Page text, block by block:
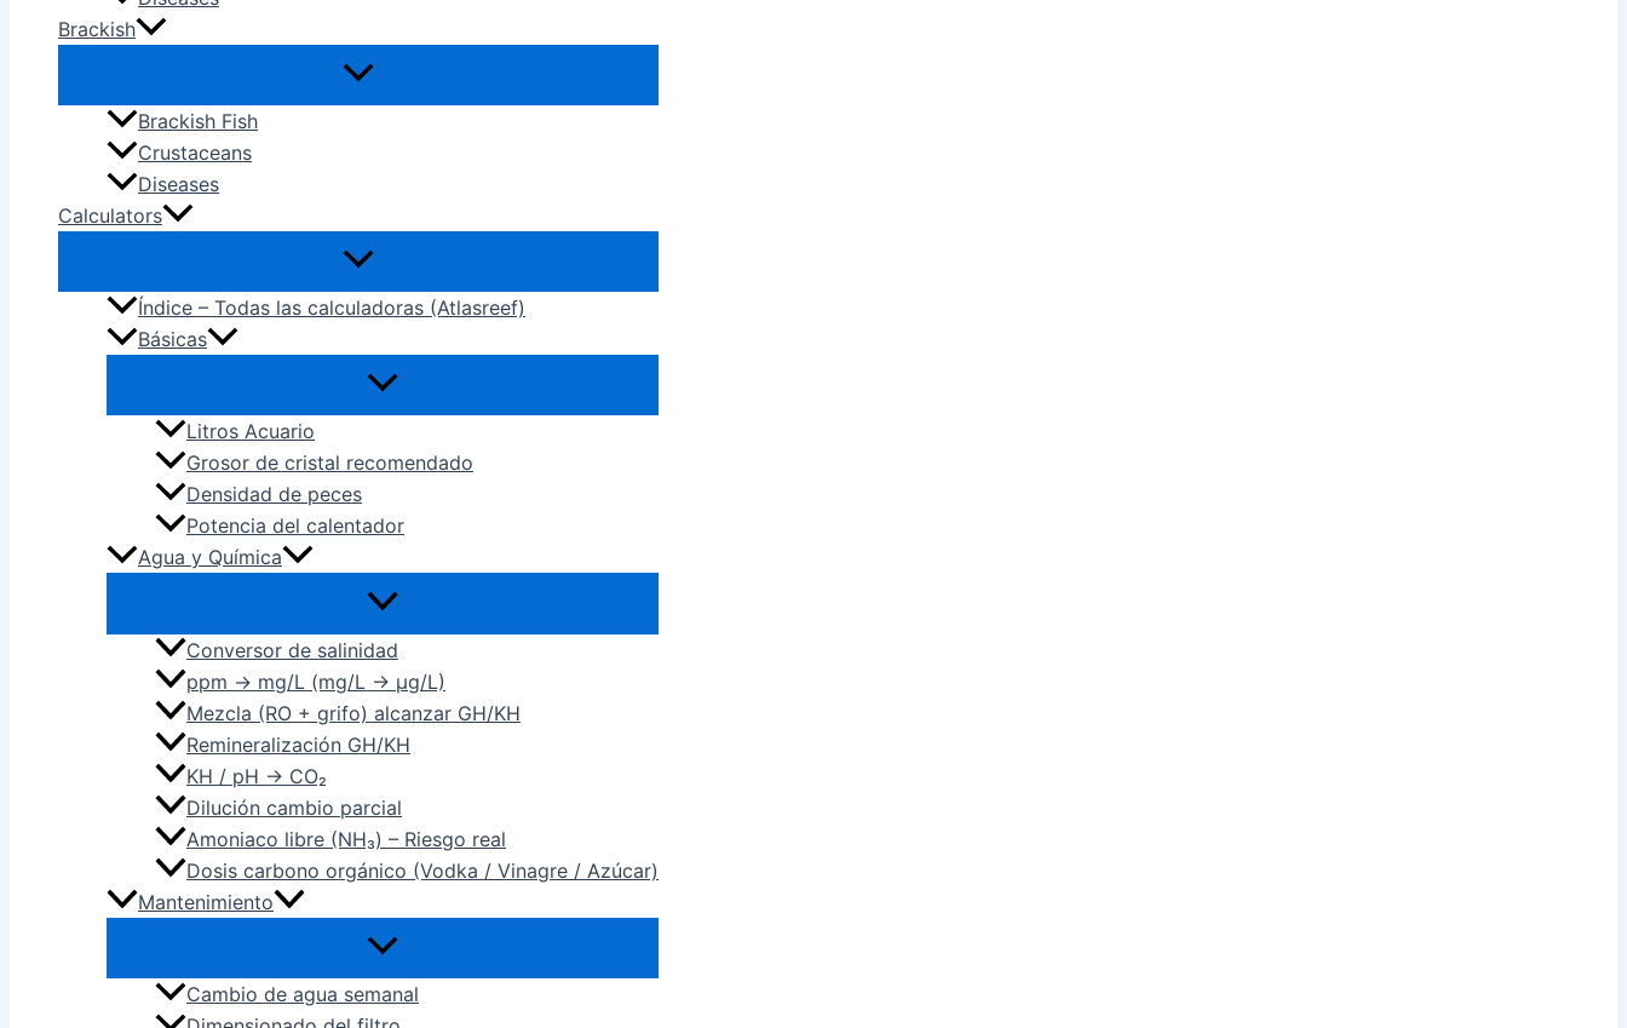
Brackish
Brackish Fish
Crustaceans
Diseases
Calculators
Índice – Todas las calculadoras (Atlasreef)
Básicas
Litros Acuario
Grosor de cristal recomendado
Densidad de peces
Potencia del calentador
Agua y Química
Conversor de salinidad
ppm → mg/L (mg/L → µg/L)
Mezcla (RO + grifo) alcanzar GH/KH
Remineralización GH/KH
KH / pH → CO₂
Dilución cambio parcial
Amoniaco libre (NH₃) – Riesgo real
Dosis carbono orgánico (Vodka / Vinagre / Azúcar)
Mantenimiento
Cambio de agua semanal